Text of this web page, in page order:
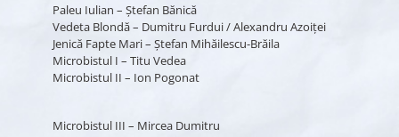
Paleu Iulian – Ştefan Bănică
Vedeta Blondă – Dumitru Furdui / Alexandru Azoiţei
Jenică Fapte Mari – Ştefan Mihăilescu-Brăila
Microbistul I – Titu Vedea
Microbistul II – Ion Pogonat
Microbistul III – Mircea Dumitru